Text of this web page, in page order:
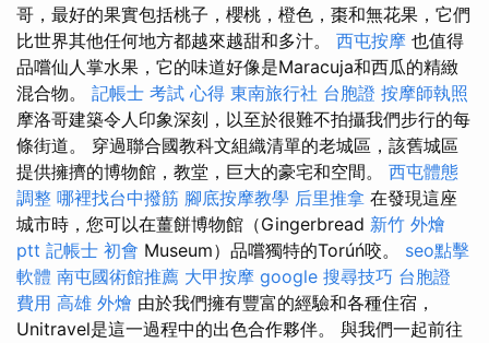
哥，最好的果實包括桃子，櫻桃，橙色，棗和無花果，它們
比世界其他任何地方都越來越甜和多汁。 西屯按摩 也值得
品嚐仙人掌水果，它的味道好像是Maracuja和西瓜的精緻
混合物。 記帳士 考試 心得 東南旅行社 台胞證 按摩師執照
摩洛哥建築令人印象深刻，以至於很難不拍攝我們步行的每
條街道。 穿過聯合國教科文組織清單的老城區，該舊城區
提供擁擠的博物館，教堂，巨大的豪宅和空間。 西屯體態
調整 哪裡找台中撥筋 腳底按摩教學 后里推拿 在發現這座
城市時，您可以在薑餅博物館（Gingerbread 新竹 外燴
ptt 記帳士 初會 Museum）品嚐獨特的Torúń咬。 seo點擊
軟體 南屯國術館推薦 大甲按摩 google 搜尋技巧 台胞證
費用 高雄 外燴 由於我們擁有豐富的經驗和各種住宿，
Unitravel是這一過程中的出色合作夥伴。 與我們一起前往